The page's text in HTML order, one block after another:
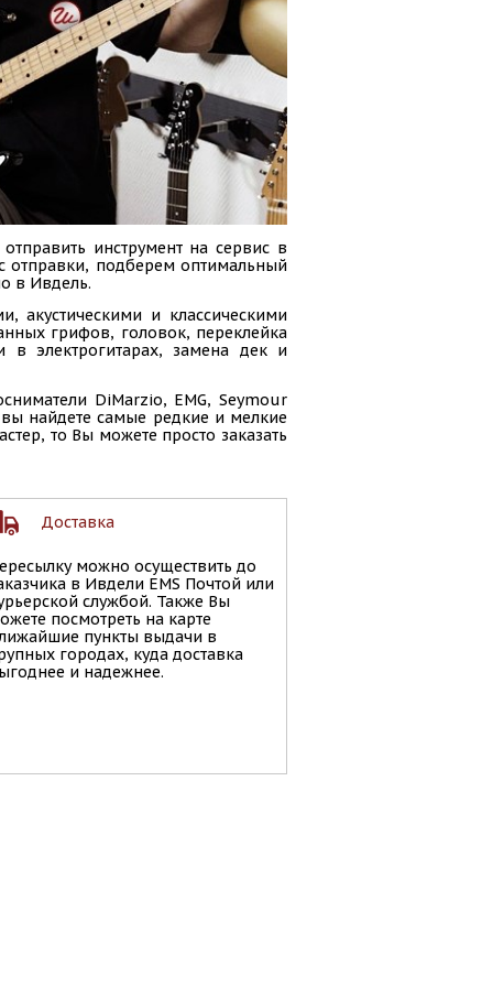
инструмент на сервис в
отправки, подберем оптимальный
в Ивдель.
акустическими и классическими
грифов, головок, переклейка
в электрогитарах, замена дек и
DiMarzio, EMG, Seymour
найдете самые редкие и мелкие
то Вы можете просто заказать
Доставка
можно осуществить до
в Ивдели EMS Почтой или
службой. Также Вы
посмотреть на карте
пункты выдачи в
городах, куда доставка
и надежнее.